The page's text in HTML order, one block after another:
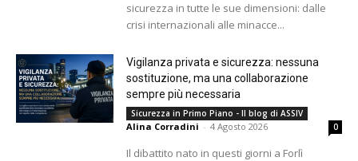
sicurezza in tutte le sue dimensioni: dalle
crisi internazionali alle minacce...
Vigilanza privata e sicurezza: nessuna
sostituzione, ma una collaborazione
sempre più necessaria
Sicurezza in Primo Piano - Il blog di ASSIV
Alina Corradini - 4 Agosto 2026 0
Il dibattito nato in questi giorni a Forlì